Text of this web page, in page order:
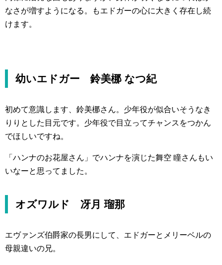
なさが増すようになる。もエドガーの心に大きく存在し続
けます。
幼いエドガー 鈴美梛 なつ紀
初めて意識します、鈴美梛さん。少年役が似合いそうなき
りりとした目元です。少年役で目立ってチャンスをつかん
でほしいですね。
「ハンナのお花屋さん」でハンナを演じた舞空 瞳さんもい
いなーと思ってました。
オズワルド 冴月 瑠那
エヴァンズ伯爵家の長男にして、エドガーとメリーベルの
母親違いの兄。